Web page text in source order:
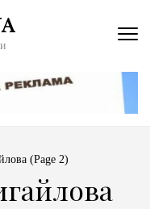
(Page 2)